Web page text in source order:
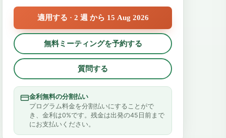
適用する · 2 週 から 15 Aug 2026
無料ミーティングを予約する
質問する
金利無料の分割払い
プログラム料金を分割払いにすることがで
き、金利は0%です。残金は出発の45日前まで
にお支払いください。